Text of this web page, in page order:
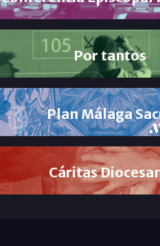
Por tantos
Plan Málaga
Cáritas